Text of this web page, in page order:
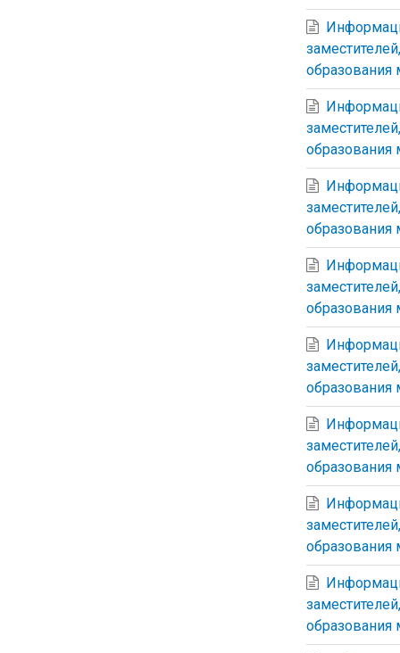
образования
образования
образования
образования
образования
образования
образования
образования